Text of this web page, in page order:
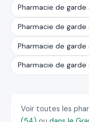
Pharmacie de garde
Pharmacie de
Pharmacie de
Pharmacie de
Voir toutes les